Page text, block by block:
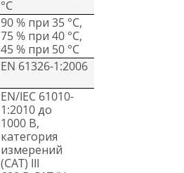
°C
90 % при 35 °C,
75 % при 40 °C,
45 % при 50 °C
EN 61326-1:2006
EN/IEC 61010-
1:2010 до
1000 В,
категория
измерений
(CAT) III